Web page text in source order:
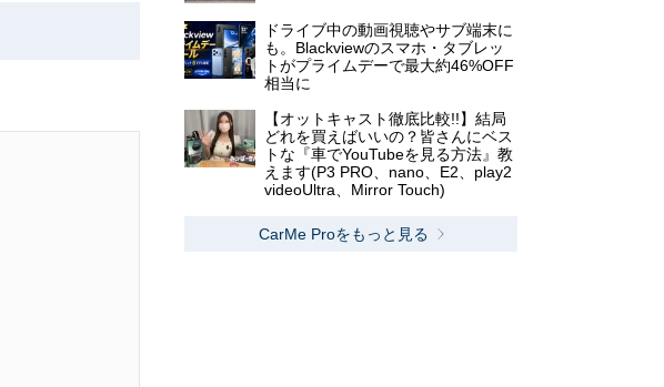
ドライブ中の動画視聴やサブ端末に
も。Blackviewのスマホ・タブレッ
トがプライムデーで最大約46%OFF
相当に
【オットキャスト徹底比較!!】結局
どれを買えばいいの？皆さんにベス
トな『車でYouTubeを見る方法』教
えます(P3 PRO、nano、E2、play2
videoUltra、Mirror Touch)
CarMe Proをもっと見る